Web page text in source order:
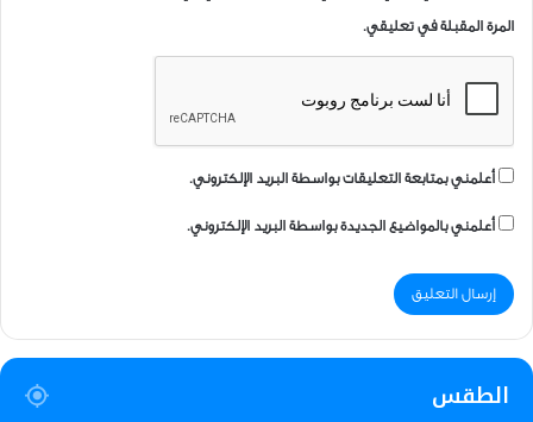
المرة المقبلة في تعليقي.
أعلمني بمتابعة التعليقات بواسطة البريد الإلكتروني.
أعلمني بالمواضيع الجديدة بواسطة البريد الإلكتروني.
الطقس